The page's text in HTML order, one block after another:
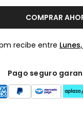
COMPRAR
recibe entre
Pago seguro